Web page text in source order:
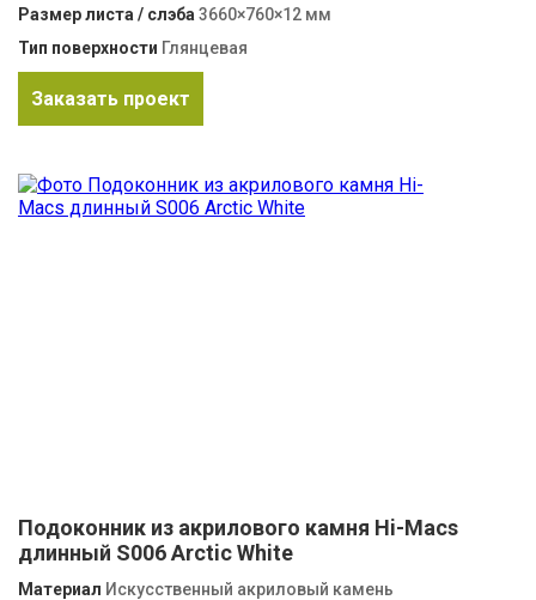
Размер листа / слэба 3660×760×12 мм
Тип поверхности Глянцевая
Заказать проект
Подоконник из акрилового камня Hi-Macs
длинный S006 Arctic White
Материал Искусственный акриловый камень